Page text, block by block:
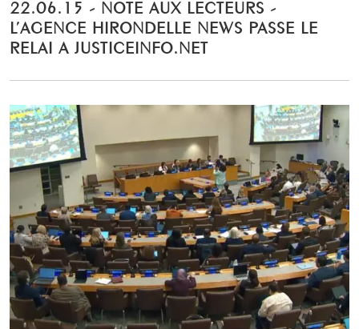
22.06.15 - NOTE AUX LECTEURS -
L’AGENCE HIRONDELLE NEWS PASSE LE
RELAI A JUSTICEINFO.NET